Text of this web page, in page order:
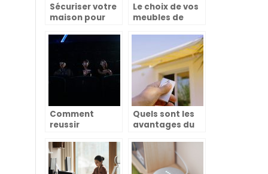
Sécuriser votre
maison pour
risques de
Le choix de vos
meubles de
options en bois
vous tentent ?
Comment
reussir
d’une salle de
cinema privee
chez soi ?
Quels sont les
avantages du